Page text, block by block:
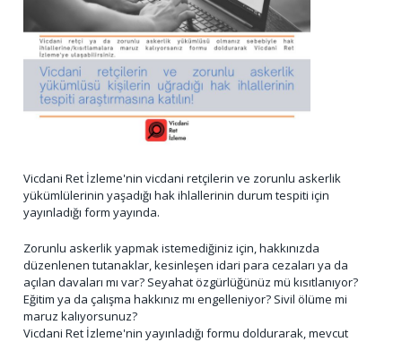
Vicdani Ret İzleme'nin vicdani retçilerin ve zorunlu askerlik
yükümlülerinin yaşadığı hak ihlallerinin durum tespiti için
yayınladığı form yayında.
Zorunlu askerlik yapmak istemediğiniz için, hakkınızda
düzenlenen tutanaklar, kesinleşen idari para cezaları ya da
açılan davaları mı var? Seyahat özgürlüğünüz mü kısıtlanıyor?
Eğitim ya da çalışma hakkınız mı engelleniyor? Sivil ölüme mi
maruz kalıyorsunuz?
Vicdani Ret İzleme'nin yayınladığı formu doldurarak, mevcut